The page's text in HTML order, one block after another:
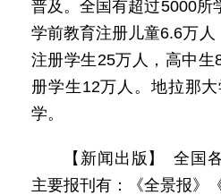
普及。全国有超过5000所
学前教育注册儿童6.6万
注册学生25万人，高中生
册学生12万人。地拉那
学。
【新闻出版】 全国
主要报刊有：《全景报》